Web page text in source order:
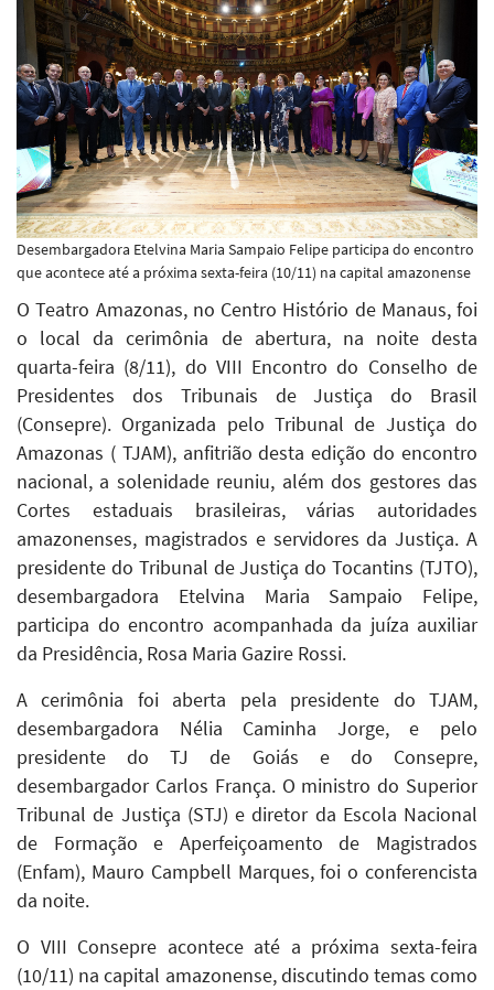
mail
Desembargadora Etelvina Maria Sampaio Felipe participa do encontro
que acontece até a próxima sexta-feira (10/11) na capital amazonense
O Teatro Amazonas, no Centro Histório de Manaus, foi
o local da cerimônia de abertura, na noite desta
quarta-feira (8/11), do VIII Encontro do Conselho de
Presidentes dos Tribunais de Justiça do Brasil
(Consepre). Organizada pelo Tribunal de Justiça do
Amazonas ( TJAM), anfitrião desta edição do encontro
nacional, a solenidade reuniu, além dos gestores das
Cortes estaduais brasileiras, várias autoridades
amazonenses, magistrados e servidores da Justiça. A
presidente do Tribunal de Justiça do Tocantins (TJTO),
desembargadora Etelvina Maria Sampaio Felipe,
participa do encontro acompanhada da juíza auxiliar
da Presidência, Rosa Maria Gazire Rossi.
A cerimônia foi aberta pela presidente do TJAM,
desembargadora Nélia Caminha Jorge, e pelo
presidente do TJ de Goiás e do Consepre,
desembargador Carlos França. O ministro do Superior
Tribunal de Justiça (STJ) e diretor da Escola Nacional
de Formação e Aperfeiçoamento de Magistrados
(Enfam), Mauro Campbell Marques, foi o conferencista
da noite.
O VIII Consepre acontece até a próxima sexta-feira
(10/11) na capital amazonense, discutindo temas como